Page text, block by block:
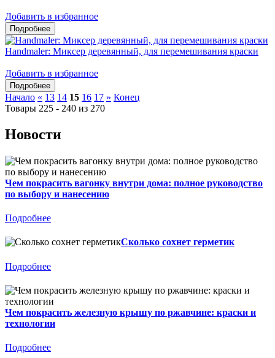
Добавить в избранное
Handmaler: Миксер деревянный, для перемешивания краски
Добавить в избранное
Начало « 13 14 15 16 17 » Конец
Товары 225 - 240 из 270
Новости
Чем покрасить вагонку внутри дома: полное руководство
по выбору и нанесению
Подробнее
Сколько сохнет герметик
Подробнее
Чем покрасить железную крышу по ржавчине: краски и
технологии
Подробнее